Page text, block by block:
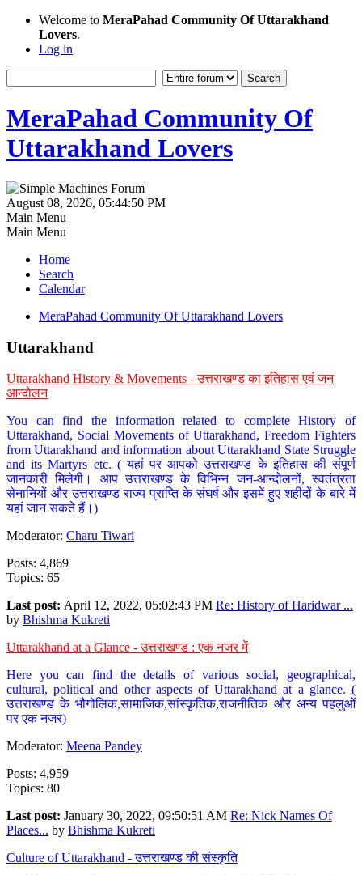
Welcome to MeraPahad Community Of Uttarakhand
Lovers.
Log in
MeraPahad Community Of
Uttarakhand Lovers
August 08, 2026, 05:44:50 PM
Main Menu
Main Menu
Home
Search
Calendar
MeraPahad Community Of Uttarakhand Lovers
Uttarakhand
Uttarakhand History & Movements - उत्तराखण्ड का इतिहास एवं जन
आन्दोलन
You can find the information related to complete History of
Uttarakhand, Social Movements of Uttarakhand, Freedom Fighters
from Uttarakhand and information about Uttarakhand State Struggle
and its Martyrs etc. ( यहां पर आपको उत्तराखण्ड के इतिहास की संपूर्ण
जानकारी मिलेगी। आप उत्तराखण्ड के विभिन्न जन-आन्दोलनों, स्वतंत्रता
सेनानियों और उत्तराखण्ड राज्य प्राप्ति के संघर्ष और इसमें हुए शहीदों के बारे में
यहां जान सकते हैं।)
Moderator: Charu Tiwari
Posts: 4,869
Topics: 65
Last post: April 12, 2022, 05:02:43 PM Re: History of Haridwar ...
by Bhishma Kukreti
Uttarakhand at a Glance - उत्तराखण्ड : एक नजर में
Here you can find the details of various social, geographical,
cultural, political and other aspects of Uttarakhand at a glance. (
उत्तराखण्ड के भौगोलिक,सामाजिक,सांस्कृतिक,राजनीतिक और अन्य पहलुओं
पर एक नजर)
Moderator: Meena Pandey
Posts: 4,959
Topics: 80
Last post: January 30, 2022, 09:50:51 AM Re: Nick Names Of
Places... by Bhishma Kukreti
Culture of Uttarakhand - उत्तराखण्ड की संस्कृति